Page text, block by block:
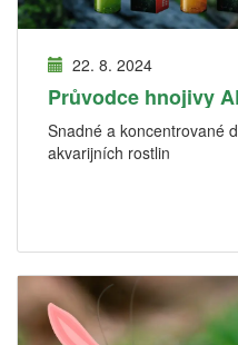
22. 8. 2024
Průvodce hnojivy
Snadné a koncentrované
akvarijních rostlin